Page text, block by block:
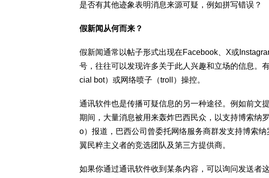
是否有其他迹象表明消息来源可疑，例如拼写错误？
假新闻从何而来？
假新闻通常以帖子形式出现在Facebook、X或
号，往往可以发现许多关于此人兴趣和立场的信息。
cial bot）或网络喷子（troll）操控。
通讯软件也是传播可疑信息的另一种途径。例如前文
期间，大量消息被用来轰炸巴西民众，以支持博索纳
o）报道，巴西公司曾委托网络服务商群发支持博索
翼民粹主义者的竞选团队及第三方提供商。
如果你通过通讯软件收到某条内容，可以询问发送者